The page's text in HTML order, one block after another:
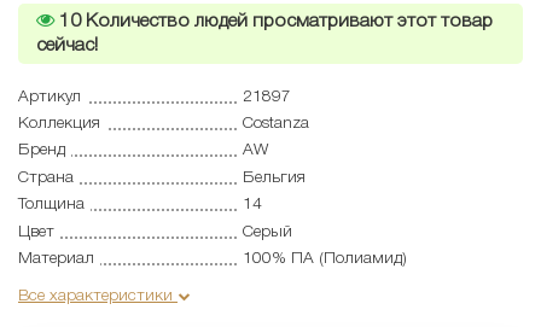
10Количество людей просматривают этот товар
сейчас!
Артикул
21897
Коллекция
Costanza
Бренд
AW
Страна
Бельгия
Толщина
14
Цвет
Серый
Материал
100% ПА (Полиамид)
Все характеристики